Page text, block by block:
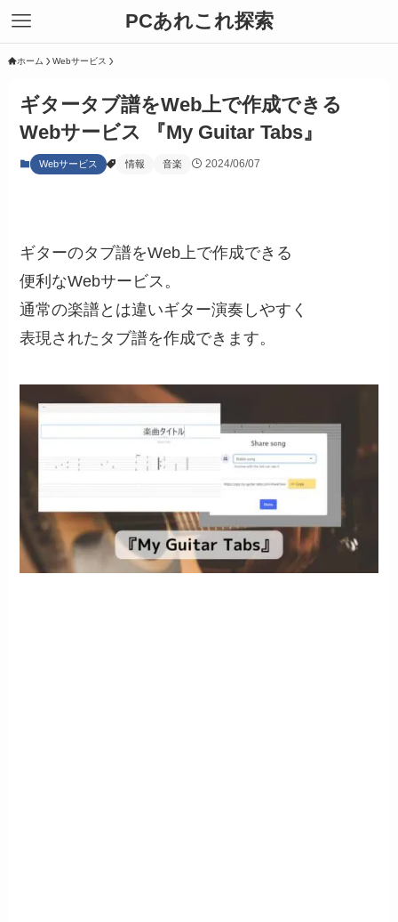
PCあれこれ探索
ホーム Webサービス
ギタータブ譜をWeb上で作成できる
Webサービス 『My Guitar Tabs』
Webサービス 情報 音楽 2024/06/07
ギターのタブ譜をWeb上で作成できる
便利なWebサービス。
通常の楽譜とは違いギター演奏しやすく
表現されたタブ譜を作成できます。